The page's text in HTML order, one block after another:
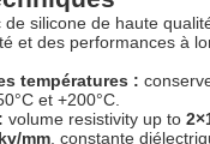
de silicone de haute
et des performances à
températures :
et +200°C.
volume resistivity up to
mm , constante